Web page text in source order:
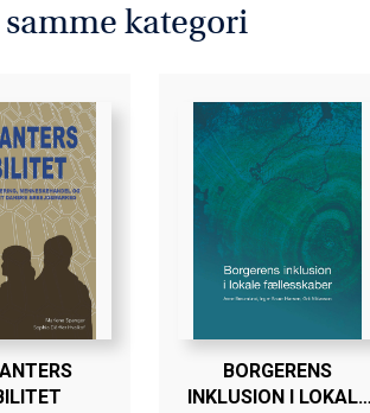
kategori
BORGERENS
INKLUSION I LOKALE